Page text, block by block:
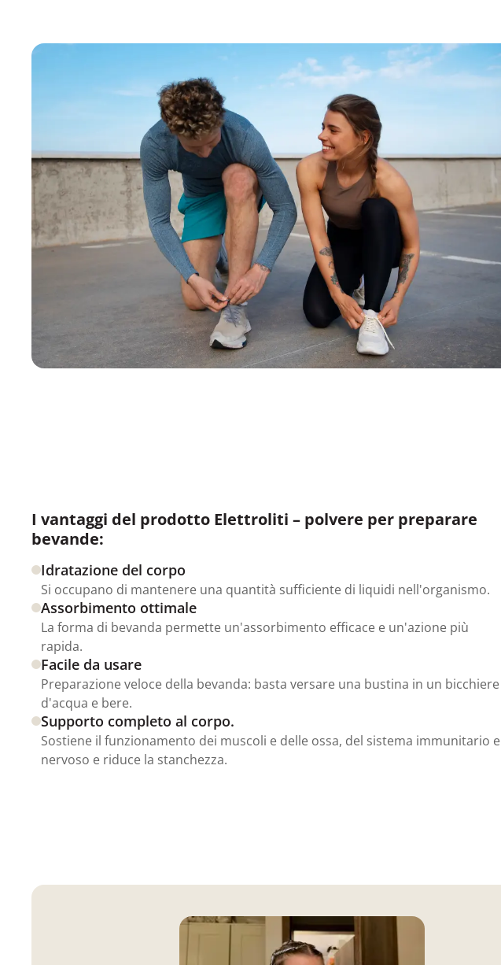
I vantaggi del prodotto Elettroliti – polvere per preparare
bevande:
Idratazione del corpo
Si occupano di mantenere una quantità sufficiente di liquidi nell'organismo.
Assorbimento ottimale
La forma di bevanda permette un'assorbimento efficace e un'azione più
rapida.
Facile da usare
Preparazione veloce della bevanda: basta versare una bustina in un bicchiere
d'acqua e bere.
Supporto completo al corpo.
Sostiene il funzionamento dei muscoli e delle ossa, del sistema immunitario e
nervoso e riduce la stanchezza.